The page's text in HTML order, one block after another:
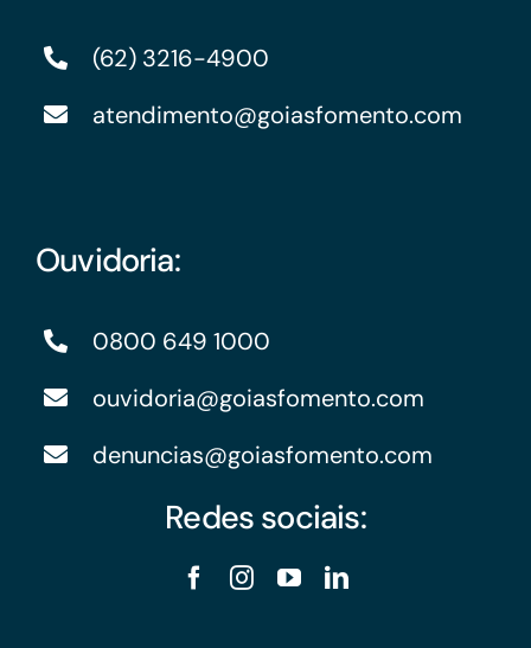
(62) 3216-4900
atendimento@goiasfomento.com
Ouvidoria:
0800 649 1000
ouvidoria@goiasfomento.com
denuncias@goiasfomento.com
Redes sociais: